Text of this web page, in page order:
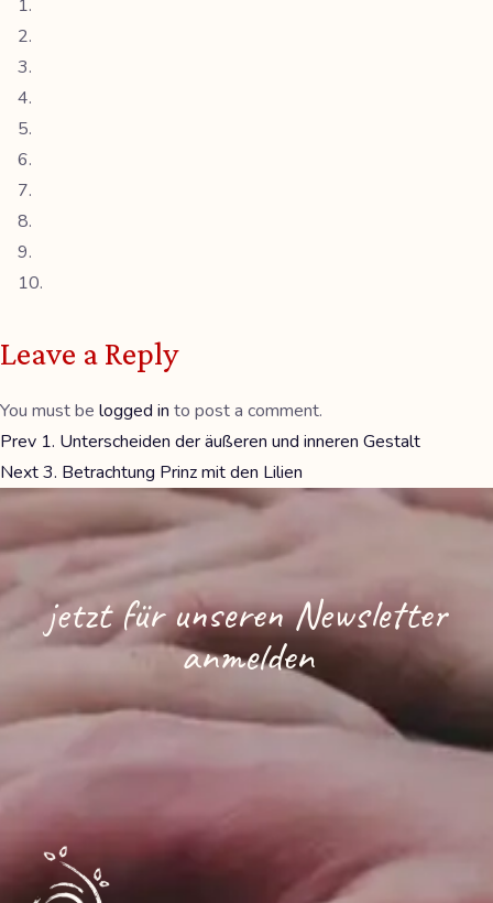
Leave a Reply
You must be logged in to post a comment.
Prev 1. Unterscheiden der äußeren und inneren Gestalt
Next3. Betrachtung Prinz mit den Lilien
jetzt für unseren Newsletter
anmelden